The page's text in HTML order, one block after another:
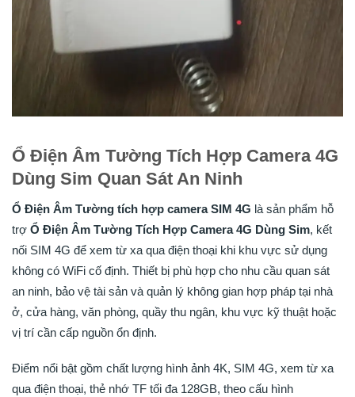
Ổ Điện Âm Tường Tích Hợp Camera 4G
Dùng Sim Quan Sát An Ninh
Ổ Điện Âm Tường tích hợp camera SIM 4G là sản phẩm hỗ
trợ Ổ Điện Âm Tường Tích Hợp Camera 4G Dùng Sim, kết
nối SIM 4G để xem từ xa qua điện thoại khi khu vực sử dụng
không có WiFi cố định. Thiết bị phù hợp cho nhu cầu quan sát
an ninh, bảo vệ tài sản và quản lý không gian hợp pháp tại nhà
ở, cửa hàng, văn phòng, quầy thu ngân, khu vực kỹ thuật hoặc
vị trí cần cấp nguồn ổn định.
Điểm nổi bật gồm chất lượng hình ảnh 4K, SIM 4G, xem từ xa
qua điện thoại, thẻ nhớ TF tối đa 128GB, theo cấu hình